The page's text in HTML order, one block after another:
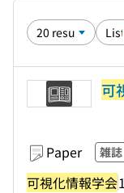
可
Paper 雑誌
可視化情報学会